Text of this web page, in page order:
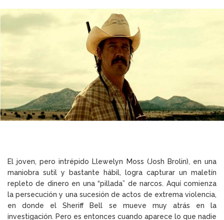
El joven, pero intrépido Llewelyn Moss (Josh Brolin), en una
maniobra sutil y bastante hábil, logra capturar un maletín
repleto de dinero en una “pillada” de narcos. Aquí comienza
la persecución y una sucesión de actos de extrema violencia,
en donde el Sheriff Bell se mueve muy atrás en la
investigación. Pero es entonces cuando aparece lo que nadie